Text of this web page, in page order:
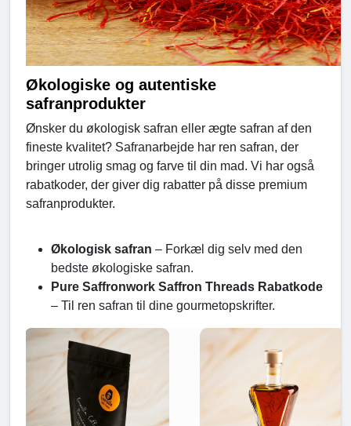
Økologiske og autentiske
safranprodukter
Ønsker du økologisk safran eller ægte safran af den
fineste kvalitet? Safranarbejde har ren safran, der
bringer utrolig smag og farve til din mad. Vi har også
rabatkoder, der giver dig rabatter på disse premium
safranprodukter.
Økologisk safran – Forkæl dig selv med den
bedste økologiske safran.
Pure Saffronwork Saffron Threads Rabatkode
– Til ren safran til dine gourmetopskrifter.